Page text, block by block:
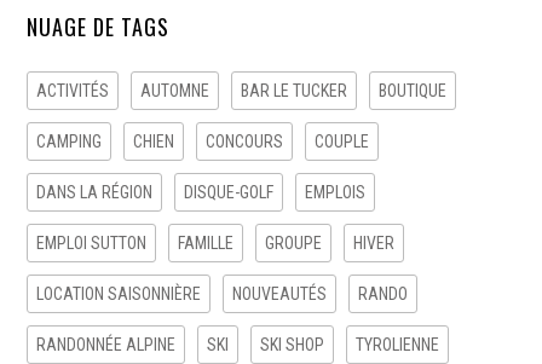
NUAGE DE TAGS
ACTIVITÉS AUTOMNE BAR LE TUCKER BOUTIQUE
CAMPING CHIEN CONCOURS COUPLE
DANS LA RÉGION DISQUE-GOLF EMPLOIS
EMPLOI SUTTON FAMILLE GROUPE HIVER
LOCATION SAISONNIÈRE NOUVEAUTÉS RANDO
RANDONNÉE ALPINE SKI SKI SHOP TYROLIENNE